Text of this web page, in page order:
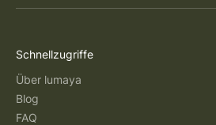
Schnellzugriffe
Über lumaya
Blog
FAQ